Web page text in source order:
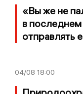
«Вы же не
в
отправлять
04/08 18:00